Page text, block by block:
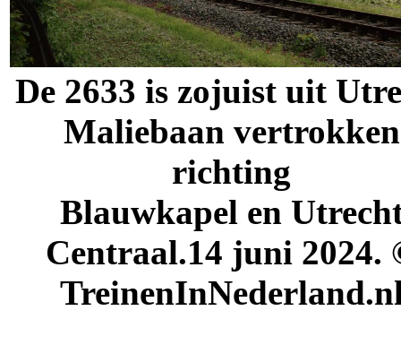
De 2633 is zojuist uit
Maliebaan vertrokken
richting
Blauwkapel en
Centraal.14 juni 2024.